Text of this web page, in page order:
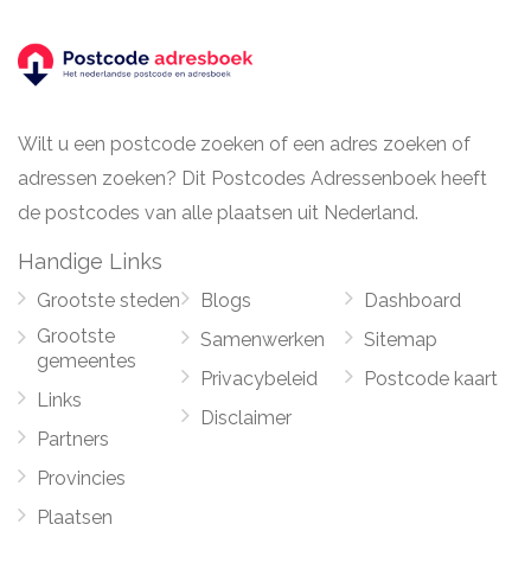
Wilt u een postcode zoeken of een adres zoeken of
adressen zoeken? Dit Postcodes Adressenboek heeft
de postcodes van alle plaatsen uit Nederland.
Handige Links
Grootste steden
Grootste
gemeentes
Links
Partners
Provincies
Plaatsen
Blogs
Samenwerken
Privacybeleid
Disclaimer
Dashboard
Sitemap
Postcode kaart